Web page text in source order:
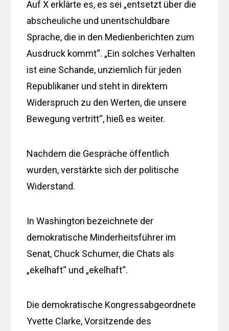
Auf X erklärte es, es sei „entsetzt über die
abscheuliche und unentschuldbare
Sprache, die in den Medienberichten zum
Ausdruck kommt“. „Ein solches Verhalten
ist eine Schande, unziemlich für jeden
Republikaner und steht in direktem
Widerspruch zu den Werten, die unsere
Bewegung vertritt“, hieß es weiter.
Nachdem die Gespräche öffentlich
wurden, verstärkte sich der politische
Widerstand.
In Washington bezeichnete der
demokratische Minderheitsführer im
Senat, Chuck Schumer, die Chats als
„ekelhaft“ und „ekelhaft“.
Die demokratische Kongressabgeordnete
Yvette Clarke, Vorsitzende des